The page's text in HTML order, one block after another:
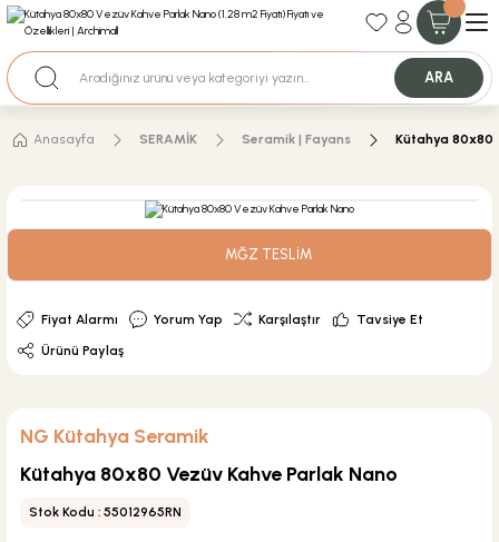
35+ Yıllık Tecrübe
Nakit Ödemeli Özel Fiyatlar için Bizden Teklif Alabilirsiniz.
ARA
Anasayfa SERAMİK Seramik | Fayans Kütahya 80x80
MĞZ TESLİM
Fiyat Alarmı Yorum Yap Karşılaştır
Tavsiye Et
Ürünü Paylaş
NG Kütahya Seramik
Kütahya 80x80 Vezüv Kahve Parlak Nano
Stok Kodu : 55012965RN